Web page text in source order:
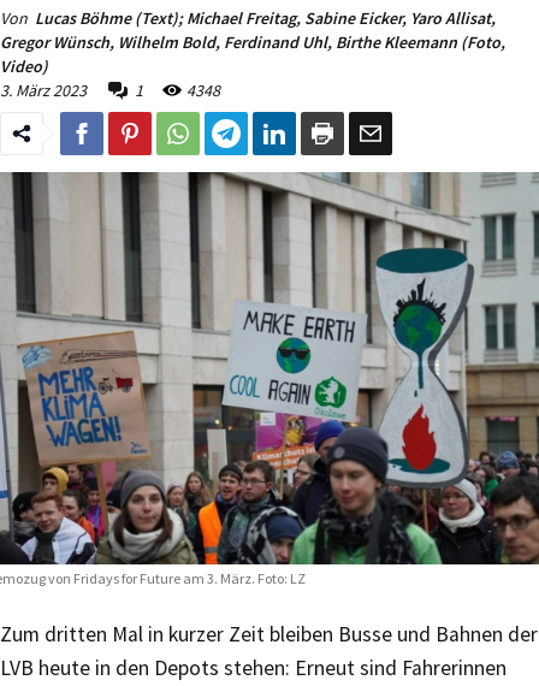
Von Lucas Böhme (Text); Michael Freitag, Sabine Eicker, Yaro Allisat,
Gregor Wünsch, Wilhelm Bold, Ferdinand Uhl, Birthe Kleemann (Foto,
Video)
3. März 2023
1 4348
von Fridays for Future am 3. März. Foto: LZ
Zum dritten Mal in kurzer Zeit bleiben Busse und Bahnen der
LVB heute in den Depots stehen: Erneut sind Fahrerinnen